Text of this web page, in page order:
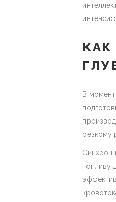
КАК
В
резкому
топливу